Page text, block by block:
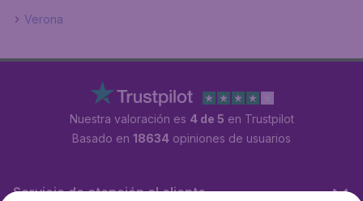
Verona
Nuestra valoración es 4 de 5 en Trustpilot
Basado en 18634 opiniones de usuarios
Servicio de atención al cliente